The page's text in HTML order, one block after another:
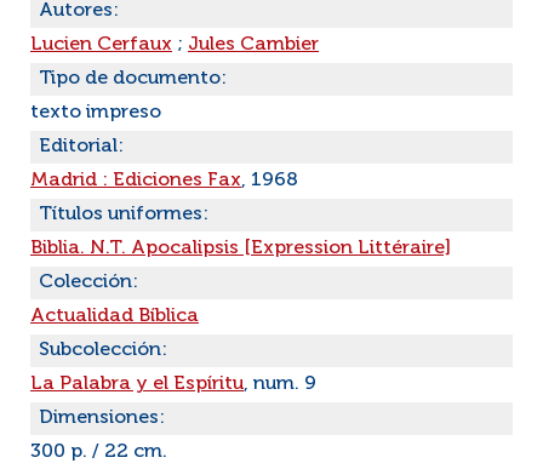
Autores:
Lucien Cerfaux ; Jules Cambier
Tipo de documento:
texto impreso
Editorial:
Madrid : Ediciones Fax, 1968
Títulos uniformes:
Biblia. N.T. Apocalipsis [Expression Littéraire]
Colección:
Actualidad Bíblica
Subcolección:
La Palabra y el Espíritu, num. 9
Dimensiones:
300 p. / 22 cm.